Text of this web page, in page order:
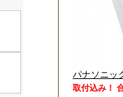
パナソニッ
取付込み！